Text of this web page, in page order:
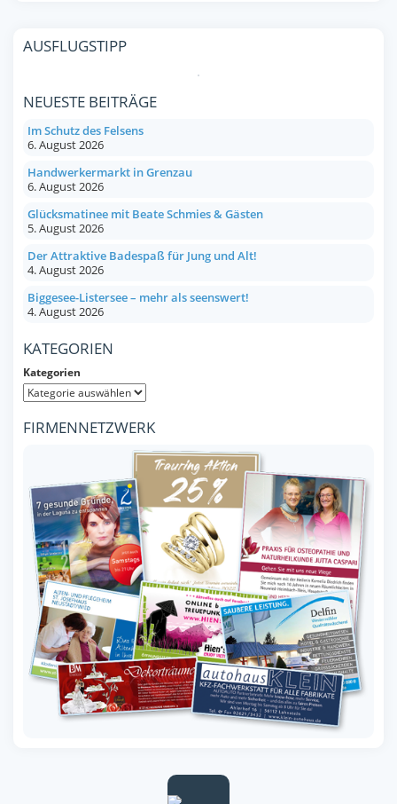
AUSFLUGSTIPP
NEUESTE BEITRÄGE
Im Schutz des Felsens
6. August 2026
Handwerkermarkt in Grenzau
6. August 2026
Glücksmatinee mit Beate Schmies & Gästen
5. August 2026
Der Attraktive Badespaß für Jung und Alt!
4. August 2026
Biggesee-Listersee – mehr als seenswert!
4. August 2026
KATEGORIEN
Kategorien
FIRMENNETZWERK